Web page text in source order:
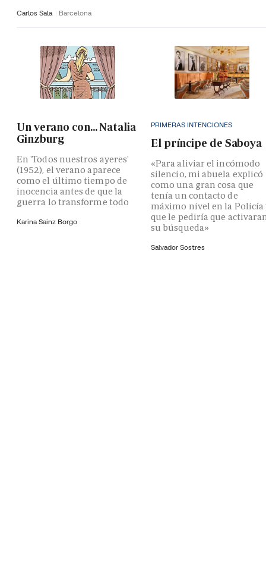
Carlos Sala Barcelona
Un verano con... Natalia
Ginzburg
En 'Todos nuestros ayeres'
(1952), el verano aparece
como el último tiempo de
inocencia antes de que la
guerra lo transforme todo
Karina Sainz Borgo
PRIMERAS INTENCIONES
El príncipe de Saboya
«Para aliviar el incómodo
silencio, mi abuela explicó
como una gran cosa que
tenía un contacto de
máximo nivel en la Policía
que le pediría que
su búsqueda»
Salvador Sostres